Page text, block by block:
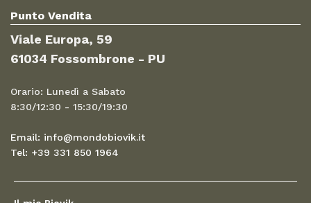
Punto Vendita
Viale Europa, 59
61034 Fossombrone - PU
Orario: Lunedì a Sabato
8:30/12:30 - 15:30/19:30
Email: info@mondobiovik.it
Tel: +39 331 850 1964